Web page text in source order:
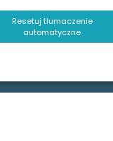
Resetuj tlumaczenie
automatyczne